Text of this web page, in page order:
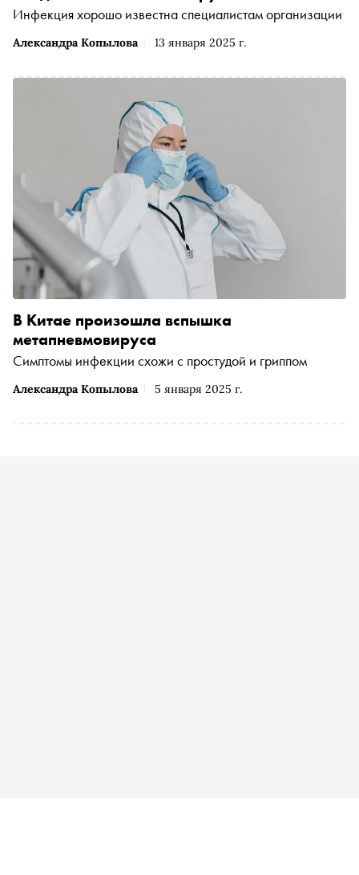
Александра Копылова 13 января 2025 г.
Инфекция хорошо известна специалистам организации
Александра Копылова 5 января 2025 г.
В Китае произошла вспышка
метапневмовируса
Симптомы инфекции схожи с простудой и гриппом